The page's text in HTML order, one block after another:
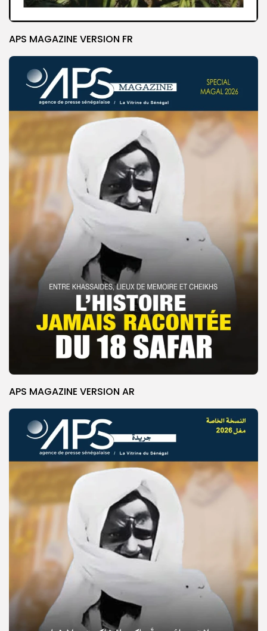
© Copyright 2025, APS
APS MAGAZINE VERSION FR
APS MAGAZINE VERSION AR